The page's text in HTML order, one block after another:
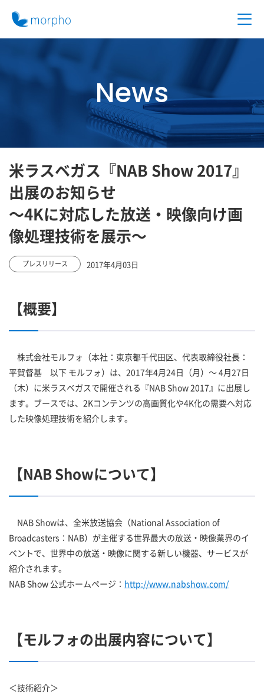
News
米ラスベガス『NAB Show 2017』
出展のお知らせ
～4Kに対応した放送・映像向け画
像処理技術を展示～
プレスリリース 2017年4月03日
【概要】
株式会社モルフォ（本社：東京都千代田区、代表取締役社長：
平賀督基 以下 モルフォ）は、2017年4月24日（月）～ 4月27日
（木）に米ラスベガスで開催される『NAB Show 2017』に出展し
ます。ブースでは、2Kコンテンツの高画質化や4K化の需要へ対応
した映像処理技術を紹介します。
【NAB Showについて】
NAB Showは、全米放送協会（National Association of
Broadcasters：NAB）が主催する世界最大の放送・映像業界のイ
ベントで、世界中の放送・映像に関する新しい機器、サービスが
紹介されます。
NAB Show 公式ホームページ： http://www.nabshow.com/
【モルフォの出展内容について】
＜技術紹介＞